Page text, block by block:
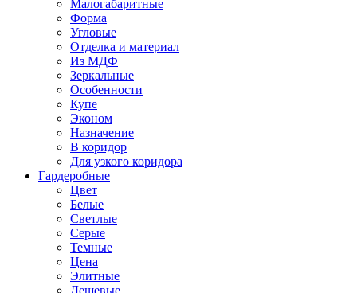
Малогабаритные
Форма
Угловые
Отделка и материал
Из МДФ
Зеркальные
Особенности
Купе
Эконом
Назначение
В коридор
Для узкого коридора
Гардеробные
Цвет
Белые
Светлые
Серые
Темные
Цена
Элитные
Дешевые